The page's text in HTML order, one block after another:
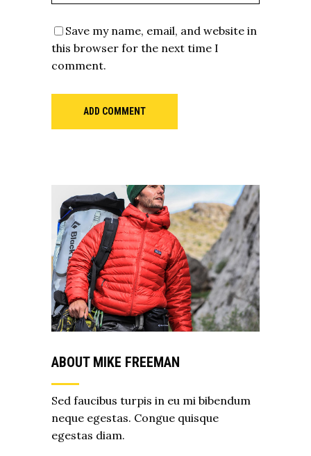
Save my name, email, and website in
this browser for the next time I
comment.
ADD COMMENT
ABOUT MIKE FREEMAN
Sed faucibus turpis in eu mi bibendum
neque egestas. Congue quisque
egestas diam.